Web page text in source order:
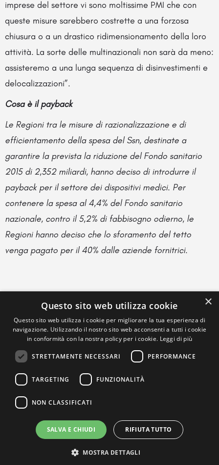
imprese del settore vi sono moltissime PMI che con
queste misure sarebbero costrette a una forzosa
chiusura o a un drastico ridimensionamento della loro
attività. La sorte delle multinazionali non sarà da meno:
assisteremo a una lunga sequenza di disinvestimenti e
delocalizzazioni”.
Cosa è il payback
Le Regioni tra le misure di razionalizzazione e di
efficientamento della spesa del Ssn, destinate a
garantire la prevista la riduzione del Fondo sanitario
2015 di 2,352 miliardi, hanno deciso di introdurre il
payback per il settore dei dispositivi medici. Per
contenere la spesa al 4,4% del Fondo sanitario
nazionale, contro il 5,2% di fabbisogno odierno, le
Regioni hanno deciso che lo sforamento del tetto
venga pagato per il 40% dalle aziende fornitrici.
×
Questo sito web utilizza cookie
Questo sito web utilizza i cookie per migliorare la tua esperienza di
navigazione. Utilizzando il nostro sito web acconsenti a tutti i cookie
in conformità con la nostra policy per i cookie. Leggi di più
STRETTAMENTE NECESSARI PERFORMANCE
TARGETING FUNZIONALITÀ
NON CLASSIFICATI
SALVA E CHIUDI RIFIUTA TUTTO
MOSTRA DETTAGLI